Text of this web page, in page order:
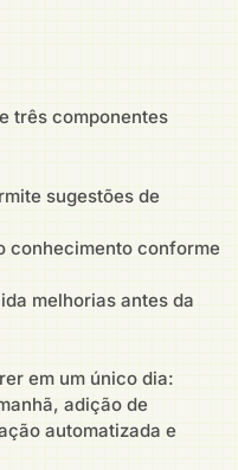
três componentes
sugestões de
conhecimento conforme
melhorias antes da
em um único dia:
adição de
automatizada e